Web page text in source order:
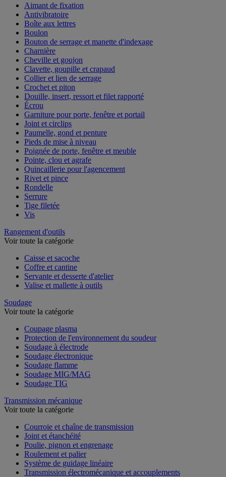
Aimant de fixation
Antivibratoire
Boîte aux lettres
Boulon
Bouton de serrage et manette d'indexage
Charnière
Cheville et goujon
Clavette, goupille et crapaud
Collier et lien de serrage
Crochet et piton
Douille, insert, ressort et filet rapporté
Écrou
Garniture pour porte, fenêtre et portail
Joint et circlips
Paumelle, gond et penture
Pieds de mise à niveau
Poignée de porte, fenêtre et meuble
Pointe, clou et agrafe
Quincaillerie pour l'agencement
Rivet et pince
Rondelle
Serrure
Tige filetée
Vis
Rangement d'outils
Voir toute la catégorie
Caisse et sacoche
Coffre et cantine
Servante et desserte d'atelier
Valise et mallette à outils
Soudage
Voir toute la catégorie
Coupage plasma
Protection de l'environnement du soudeur
Soudage à électrode
Soudage électronique
Soudage flamme
Soudage MIG/MAG
Soudage TIG
Transmission mécanique
Voir toute la catégorie
Courroie et chaîne de transmission
Joint et étanchéité
Poulie, pignon et engrenage
Roulement et palier
Système de guidage linéaire
Transmission électromécanique et accouplements